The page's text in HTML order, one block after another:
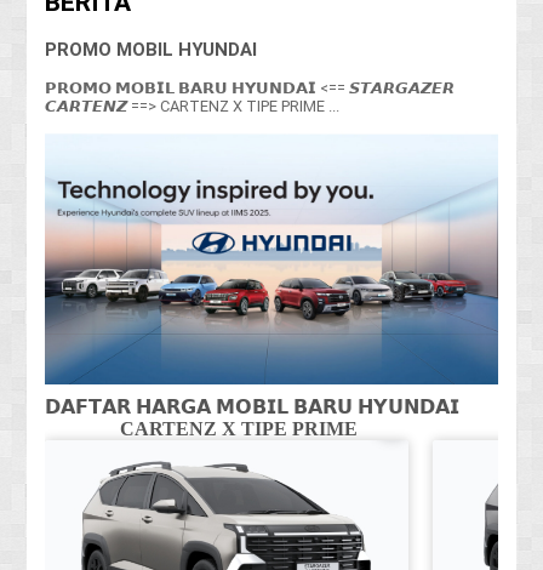
PROMO MOBIL HYUNDAI
𝗣𝗥𝗢𝗠𝗢 𝗠𝗢𝗕𝗜𝗟 𝗕𝗔𝗥𝗨 𝗛𝗬𝗨𝗡𝗗𝗔𝗜 <== 𝙎𝙏𝘼𝙍𝙂𝘼𝙕𝙀𝙍
𝘾𝘼𝙍𝙏𝙀𝙉𝙕 ==> CARTENZ X TIPE PRIME ...
𝗗𝗔𝗙𝗧𝗔𝗥 𝗛𝗔𝗥𝗚𝗔 𝗠𝗢𝗕𝗜𝗟 𝗕𝗔𝗥𝗨 𝗛𝗬𝗨𝗡𝗗𝗔𝗜
CARTENZ X TIPE PRIME